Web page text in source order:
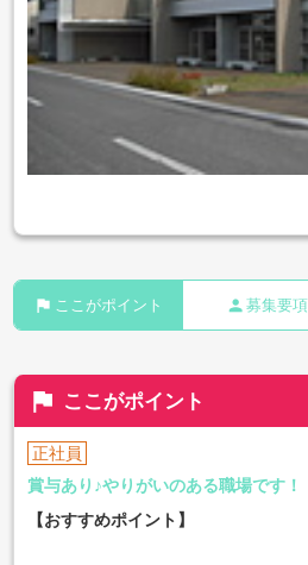
flag ここがポイント person 募集要項
flag ここがポイント
正社員
賞与あり♪やりがいのある職場です！
【おすすめポイント】